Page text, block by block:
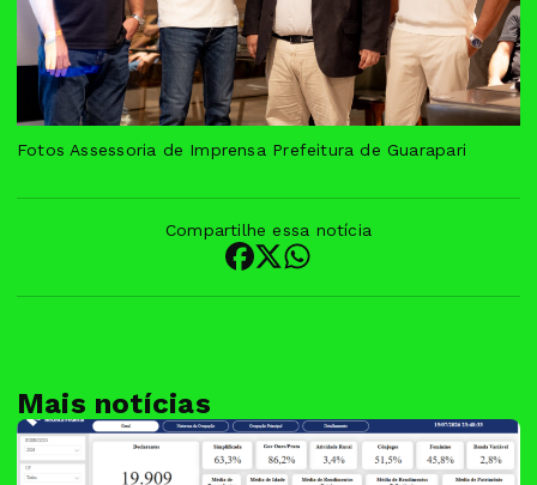
Fotos Assessoria de Imprensa Prefeitura de Guarapari
Compartilhe essa notícia
Mais notícias